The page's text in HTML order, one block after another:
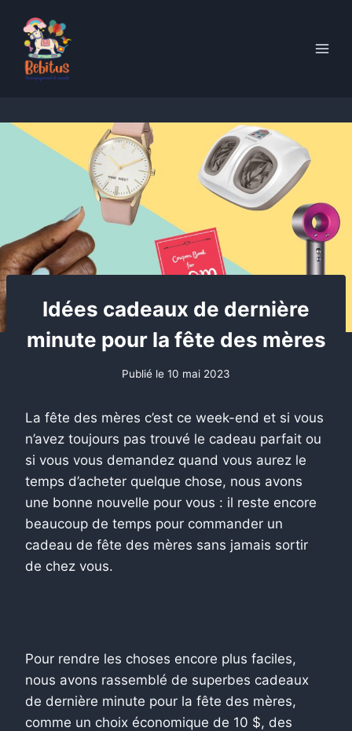
content
Idées cadeaux de dernière
minute pour la fête des mères
Publié le 10 mai 2023
La fête des mères c’est ce week-end et si vous
n’avez toujours pas trouvé le cadeau parfait ou
si vous vous demandez quand vous aurez le
temps d’acheter quelque chose, nous avons
une bonne nouvelle pour vous : il reste encore
beaucoup de temps pour commander un
cadeau de fête des mères sans jamais sortir
de chez vous.
Pour rendre les choses encore plus faciles,
nous avons rassemblé de superbes cadeaux
de dernière minute pour la fête des mères,
comme un choix économique de 10 $, des